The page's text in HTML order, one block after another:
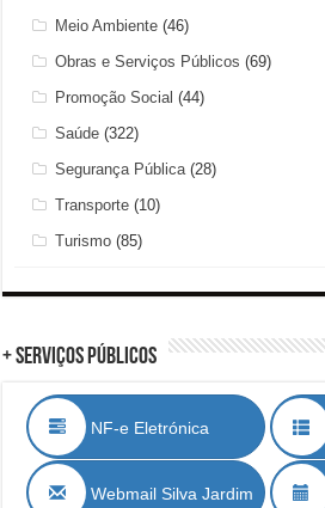
Meio Ambiente (46)
Obras e Serviços Públicos (69)
Promoção Social (44)
Saúde (322)
Segurança Pública (28)
Transporte (10)
Turismo (85)
+ Serviços Públicos
NF-e Eletrónica
Webmail Silva Jardim